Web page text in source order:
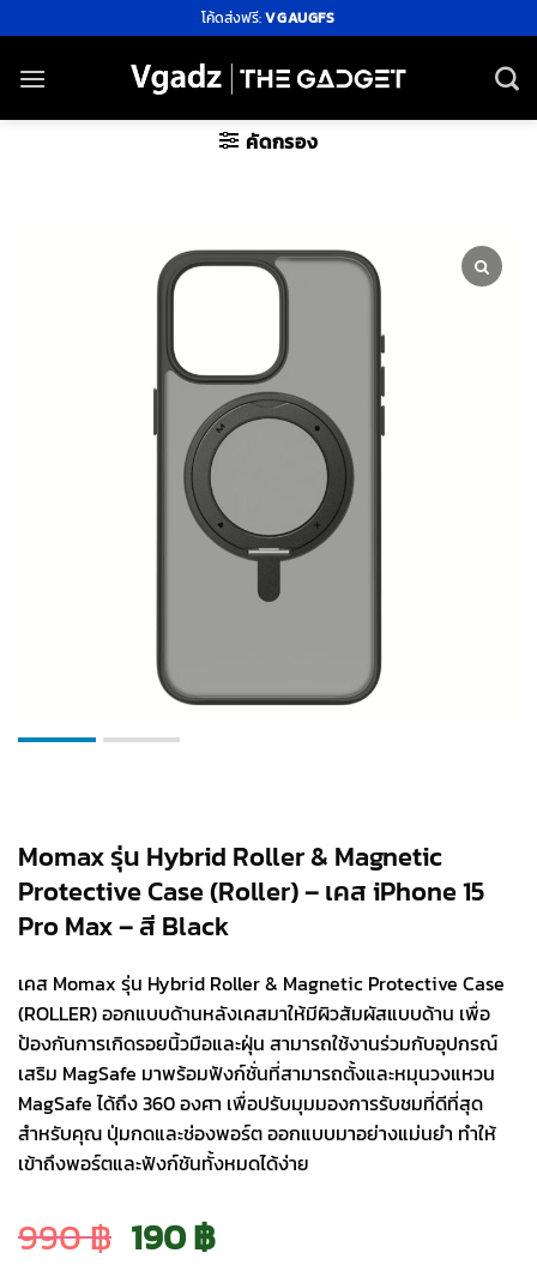
ไป
ยัง
โค้ดส่งฟรี:VGAUGFS
คัดกรอง
Momax รุ่น Hybrid Roller & Magnetic
Protective Case (Roller) – เคส iPhone 15
Pro Max – สี Black
เคส Momax รุ่น Hybrid Roller & Magnetic Protective Case
(ROLLER) ออกแบบด้านหลังเคสมาให้มีผิวสัมผัสแบบด้าน เพื่อ
ป้องกันการเกิดรอยนิ้วมือและฝุ่น สามารถใช้งานร่วมกับอุปกรณ์
เสริม MagSafe มาพร้อมฟังก์ชั่นที่สามารถตั้งและหมุนวงแหวน
MagSafe ได้ถึง 360 องศา เพื่อปรับมุมมองการรับชมที่ดีที่สุด
สำหรับคุณ ปุ่มกดและช่องพอร์ต ออกแบบมาอย่างแม่นยำ ทำให้
เข้าถึงพอร์ตและฟังก์ชันทั้งหมดได้ง่าย
990฿ Original
190฿Current